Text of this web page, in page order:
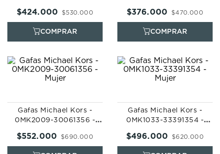
$530.000
$424.000 $470.000
$376.000
Gafas Michael Kors -
0MK2009-30061356 -
$690.000
$552.000
Gafas Michael Kors -
0MK1033-33391354 -
$620.000
$496.000